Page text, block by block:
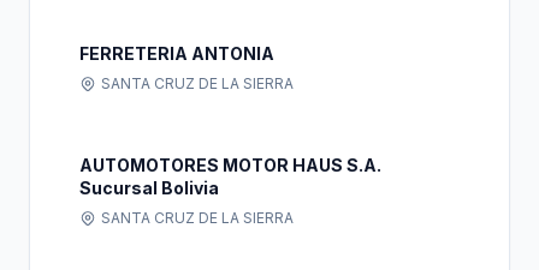
FERRETERIA ANTONIA
SANTA CRUZ DE LA SIERRA
AUTOMOTORES MOTOR HAUS S.A.
Sucursal Bolivia
SANTA CRUZ DE LA SIERRA